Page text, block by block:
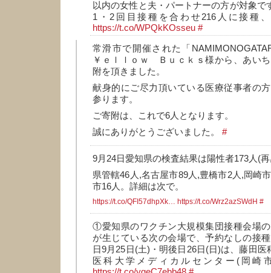
以内の女性と夫・パートナーの方が対象で
1・2回目接種を合わせ216人に接種
https://t.co/WPQkKOsseu #
常滑市で開催された「
￥ｅｌｌｏｗ Ｂｕｃｋｓ様から、あい
附を頂きました。
献身的にご尽力頂いている医療従事者の
参ります。
ご寄附は、これで6人となります。
誠にありがとうございました。 #
9月24日愛知県の検査結果は陽性者173人(
県管轄46人,名古屋市89人,豊橋市2人,岡崎
市16人。詳細は次で。
https://t.co/QFI57dhpXk… https://t.co/Wrz2azSWdH #
①愛知県のワクチン大規模集団接種会場
が生じている次の会場で、予約なしの接
日9月25日(土)・明後日26日(日)は、藤田
医科大学メディカルセンター(岡崎